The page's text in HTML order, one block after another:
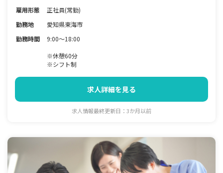
雇用形態
正社員(常勤)
勤務地
愛知県東海市
勤務時間
9:00～18:00
※休憩60分
※シフト制
求人詳細を見る
求人情報最終更新日：3か月以前